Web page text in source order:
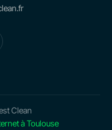
Clean
à Toulouse